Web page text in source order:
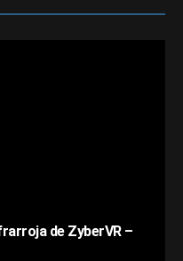
de ZyberVR –